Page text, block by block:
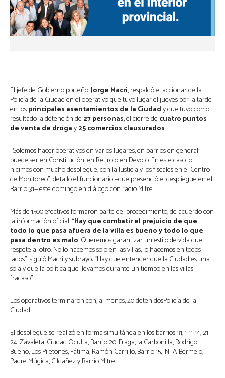
El jefe de Gobierno porteño,Jorge Macri, respaldó el accionar de la
Policía de la Ciudad en el operativo que tuvo lugar el jueves por la tarde
en losprincipales asentamientos de la Ciudady que tuvocomo
resultado la detención de 27 personas, el cierre de cuatro puntos
de venta de drogay25 comercios clausurados.
“Solemos hacer operativos en varios lugares, en barrios en general:
puede ser en Constitución, en Retiro o en Devoto. En este caso lo
hicimos con mucho despliegue, con la Justicia y los fiscales en el Centro
de Monitoreo”, detalló el funcionario —que presenció el despliegue en el
Barrio 31— este domingo en diálogo con radio Mitre.
Más de 1500 efectivos formaron parte del procedimiento, de acuerdo con
la información oficial. “Hay que combatir el prejuicio de que
todo lo que pasa afuera de la villa es bueno y todo lo que
pasa dentro es malo. Queremos garantizar un estilo de vida que
respete al otro. No lo hacemos solo en las villas, lo hacemos en todos
lados”, siguió Macri y subrayó: “Hay que entender que la Ciudad es una
sola y que la política que llevamos durante un tiempo en las villas
fracasó”.
Los operativos terminaron con, al menos, 20 detenidosPolicía de la
Ciudad
El despliegue se realizó en forma simultánea en los barrios 31, 1-11-14, 21-
24, Zavaleta, Ciudad Oculta, Barrio 20, Fraga, la Carbonilla, Rodrigo
Bueno, Los Piletones, Fátima, Ramón Carrillo, Barrio 15, INTA-Bermejo,
Padre Múgica, Cildañez y Barrio Mitre.